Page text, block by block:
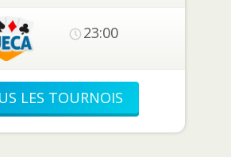
23:00
LES TOURNOIS